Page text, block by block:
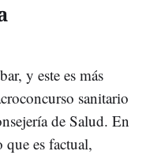
y este es más
sanitario
de Salud. En
es factual,